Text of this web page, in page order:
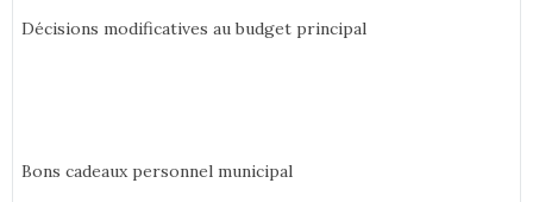
Décisions modificatives au budget principal
Bons cadeaux personnel municipal